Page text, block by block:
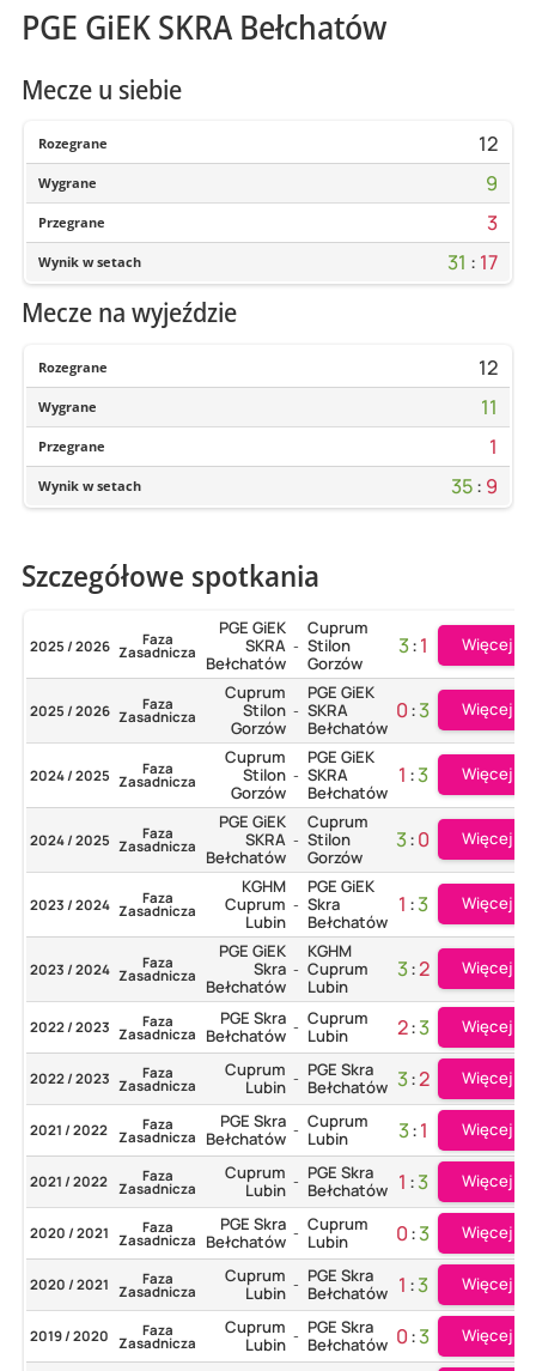
PGE GiEK SKRA Bełchatów
Mecze u siebie
Rozegrane 12
Wygrane 9
Przegrane 3
Wynik w setach 31 : 17
Mecze na wyjeździe
Rozegrane 12
Wygrane 11
Przegrane 1
Wynik w setach 35: 9
Szczegółowe spotkania
2025 / 2026 Faza
Zasadnicza
PGE GiEK
SKRA
Bełchatów
-
Cuprum
Stilon
Gorzów
3:1 Więcej
2025 / 2026 Faza
Zasadnicza
Cuprum
Stilon
Gorzów
-
PGE GiEK
SKRA
Bełchatów
0:3 Więcej
2024 / 2025 Faza
Zasadnicza
Cuprum
Stilon
Gorzów
-
PGE GiEK
SKRA
Bełchatów
1 :3 Więcej
2024 / 2025 Faza
Zasadnicza
PGE GiEK
SKRA
Bełchatów
-
Cuprum
Stilon
Gorzów
3:0 Więcej
2023 / 2024 Faza
Zasadnicza
KGHM
Cuprum
Lubin
-
PGE GiEK
Skra
Bełchatów
1 :3 Więcej
2023 / 2024 Faza
Zasadnicza
PGE GiEK
Skra
Bełchatów
-
KGHM
Cuprum
Lubin
3:2 Więcej
2022 / 2023 Faza
Zasadnicza
PGE Skra
Bełchatów - Cuprum
Lubin
2:3 Więcej
2022 / 2023 Faza
Zasadnicza
Cuprum
Lubin - PGE Skra
Bełchatów 3:2 Więcej
2021 / 2022 Faza
Zasadnicza
PGE Skra
Bełchatów - Cuprum
Lubin
3:1 Więcej
2021 / 2022 Faza
Zasadnicza
Cuprum
Lubin - PGE Skra
Bełchatów 1 :3 Więcej
2020 / 2021 Faza
Zasadnicza
PGE Skra
Bełchatów - Cuprum
Lubin
0:3 Więcej
2020 / 2021 Faza
Zasadnicza
Cuprum
Lubin - PGE Skra
Bełchatów 1 :3 Więcej
2019 / 2020 Faza
Zasadnicza
Cuprum
Lubin - PGE Skra
Bełchatów 0:3
Więcej